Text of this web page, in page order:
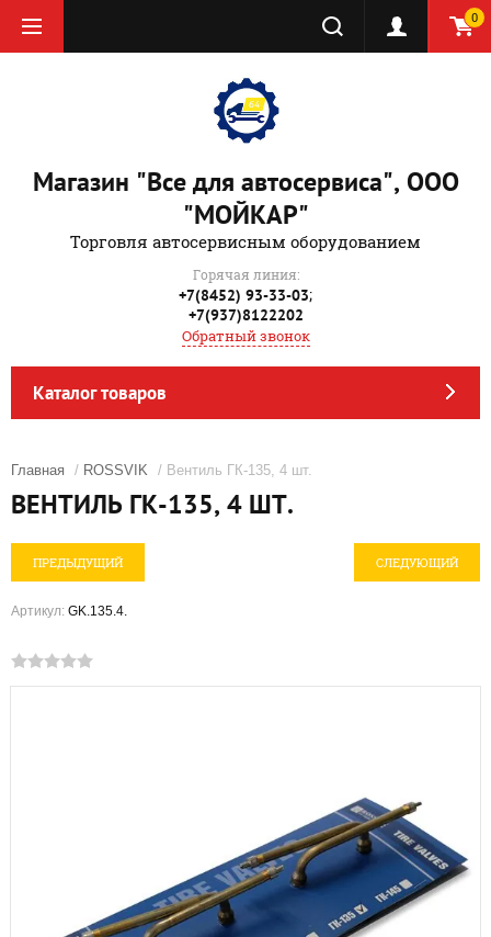
0
Магазин "Все для автосервиса", ООО
"МОЙКАР"
Торговля автосервисным оборудованием
Горячая линия:
+7(8452) 93-33-03;
+7(937)8122202
Обратный звонок
Каталог товаров
Главная / ROSSVIK / Вентиль ГК-135, 4 шт.
ВЕНТИЛЬ ГК-135, 4 ШТ.
ПРЕДЫДУЩИЙ СЛЕДУЮЩИЙ
Артикул: GK.135.4.